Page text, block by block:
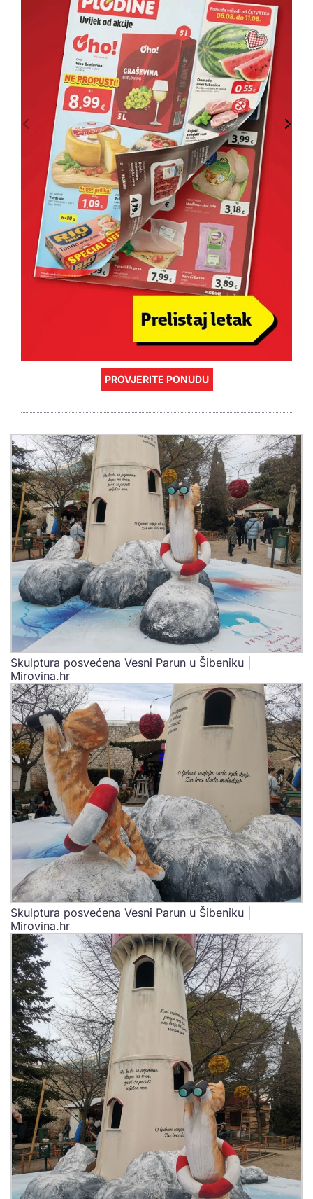
PROVJERITE PONUDU
Skulptura posvećena Vesni Parun u Šibeniku |
Mirovina.hr
Skulptura posvećena Vesni Parun u Šibeniku |
Mirovina.hr